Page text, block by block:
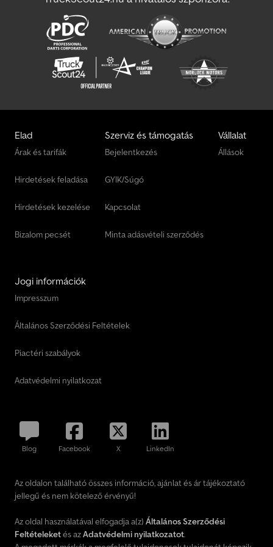
Tolatóautomata, gumirugós tengely, egyedi kerékfelfüggesztés,
billenthető rakfelület, automata kitámasztó kerék, helyzetjelző
lámpák, horganyzott platófenék (3 mm), fékezett, garanciával,
hegesztett és tűzihorganyzott alváz és billenőplató, V-nútos külső
váz 3 pár süllyesztett rögzítő füllel, 300 mm lehajtható oldalfalak, 13
pólusú csatlakozó és tolatólámpa, húzórudas zárak, kúpos
sarokoszlopok, Humbaur multifunkciós világítás az ütközésvédőbe
Elad
Árak és tarifák
Hirdetések feladása
Hirdetések kezelése
Bizalom pecsét
Szerviz és támogatás
Bejelentkezés
GYIK/Súgó
Kapcsolat
Minta adásvételi szerződés
Vállalat
Állások
Jogi információk
Impresszum
Általános Szerződési Feltételek
Piactéri szabályok
Adatvédelmi nyilatkozat
Blog Facebook X LinkedIn
Az oldalon található összes információ, ajánlat és ár tájékoztató
jellegű és nem kötelező érvényű!
Az oldal használatával elfogadja a(z) Általános Szerződési
Feltételeketés azAdatvédelmi nyilatkozatot.